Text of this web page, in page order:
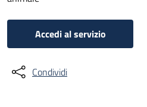
Accedi al servizio
Condividi